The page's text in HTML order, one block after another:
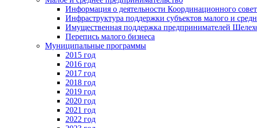
Информация о деятельности Координационного
Инфраструктура поддержки субъектов малого и
Имущественная поддержка предпринимателей
Перепись малого бизнеса
Муниципальные программы
2015 год
2016 год
2017 год
2018 год
2019 год
2020 год
2021 год
2022 год